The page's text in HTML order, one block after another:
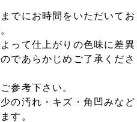
でにお時間をいただいてお
って仕上がりの色味に差異
であらかじめご了承くださ
参考下さい。
の汚れ・キズ・角凹みなど
す。